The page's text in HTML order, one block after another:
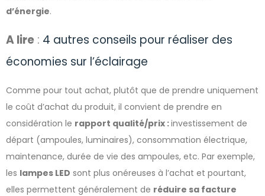
d’énergie.
A lire : 4 autres conseils pour réaliser des
économies sur l’éclairage
Comme pour tout achat, plutôt que de prendre uniquement
le coût d’achat du produit, il convient de prendre en
considération le rapport qualité/prix :investissement de
départ (ampoules, luminaires), consommation électrique,
maintenance, durée de vie des ampoules, etc. Par exemple,
les lampes LED sont plus onéreuses à l’achat et pourtant,
elles permettent généralement de réduire sa facture